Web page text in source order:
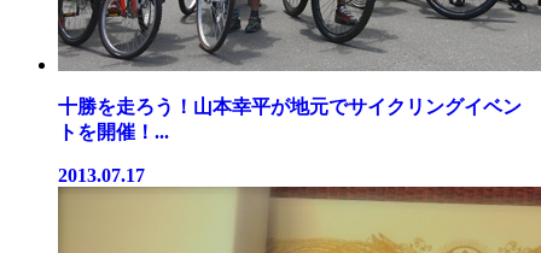
十勝を走ろう！山本幸平が地元でサイクリングイベン
トを開催！...
2013.07.17